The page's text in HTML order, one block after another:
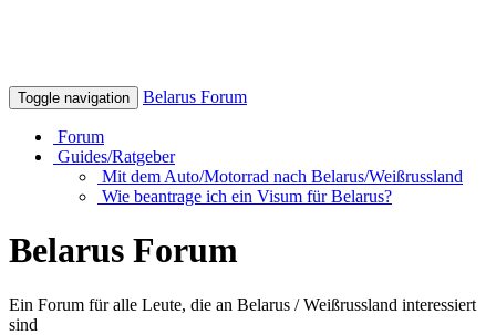
Toggle navigation Belarus Forum
Forum
Guides/Ratgeber
Mit dem Auto/Motorrad nach Belarus/Weißrussland
Wie beantrage ich ein Visum für Belarus?
Belarus Forum
Ein Forum für alle Leute, die an Belarus / Weißrussland interessiert
sind